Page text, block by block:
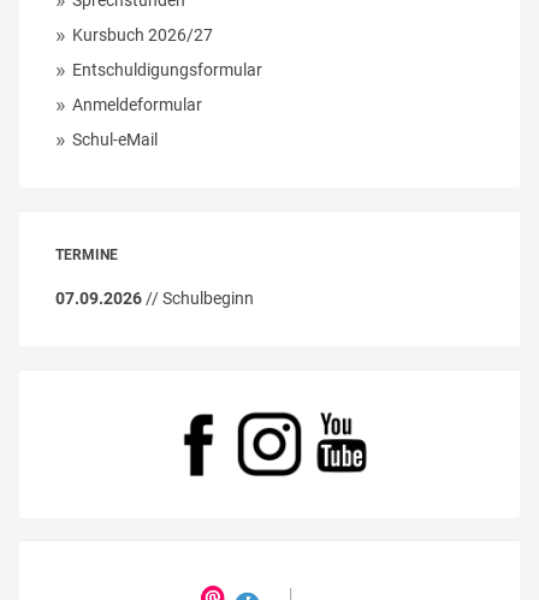
Kursbuch 2026/27
Entschuldigungsformular
Anmeldeformular
Schul-eMail
TERMINE
07.09.2026 // Schulbeginn